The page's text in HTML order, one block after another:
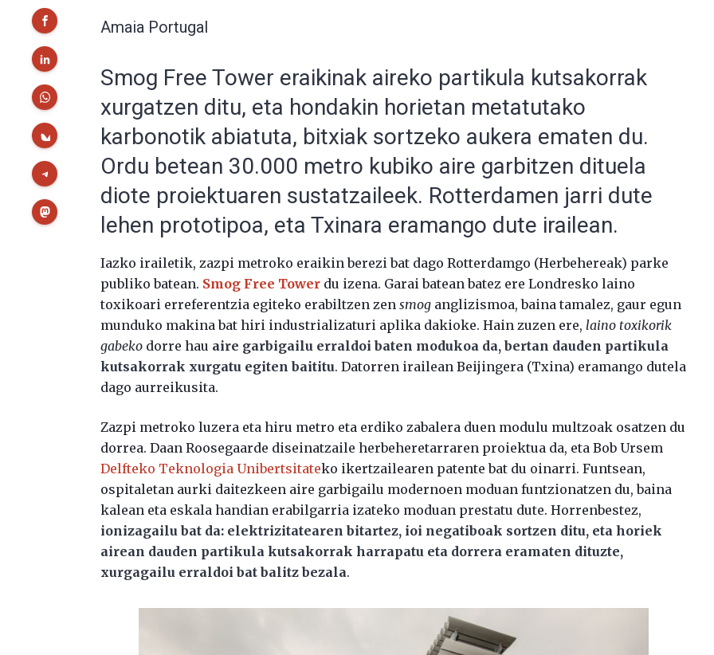
Amaia Portugal
Smog Free Tower eraikinak aireko partikula kutsakorrak
xurgatzen ditu, eta hondakin horietan metatutako
karbonotik abiatuta, bitxiak sortzeko aukera ematen du.
Ordu betean 30.000 metro kubiko aire garbitzen dituela
diote proiektuaren sustatzaileek. Rotterdamen jarri dute
lehen prototipoa, eta Txinara eramango dute irailean.
Iazko irailetik, zazpi metroko eraikin berezi bat dago Rotterdamgo (Herbehereak) parke
publiko batean. Smog Free Tower du izena. Garai batean batez ere Londresko laino
toxikoari erreferentzia egiteko erabiltzen zensmog anglizismoa, baina tamalez, gaur egun
munduko makina bat hiri industrializaturi aplika dakioke. Hain zuzen ere,laino toxikorik
gabeko dorre hau aire garbigailu erraldoi baten modukoa da, bertan dauden partikula
kutsakorrak xurgatu egiten baititu. Datorren irailean Beijingera (Txina) eramango dutela
dago aurreikusita.
Zazpi metroko luzera eta hiru metro eta erdiko zabalera duen modulu multzoak osatzen du
dorrea. Daan Roosegaarde diseinatzaile herbeheretarraren proiektua da, eta Bob Ursem
Delfteko Teknologia Unibertsitateko ikertzailearen patente bat du oinarri. Funtsean,
ospitaletan aurki daitezkeen aire garbigailu modernoen moduan funtzionatzen du, baina
kalean eta eskala handian erabilgarria izateko moduan prestatu dute. Horrenbestez,
ionizagailu bat da: elektrizitatearen bitartez, ioi negatiboak sortzen ditu, eta horiek
airean dauden partikula kutsakorrak harrapatu eta dorrera eramaten dituzte,
xurgagailu erraldoi bat balitz bezala.